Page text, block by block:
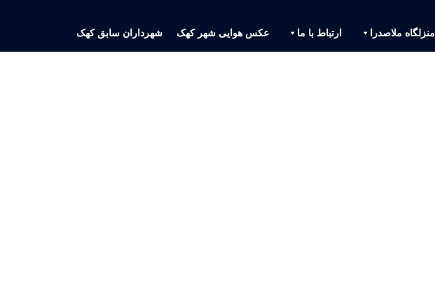
منزلگاه ملاصدرا ارتباط با ما عکس هوایی شهر کهک شهرداران سابق کهک